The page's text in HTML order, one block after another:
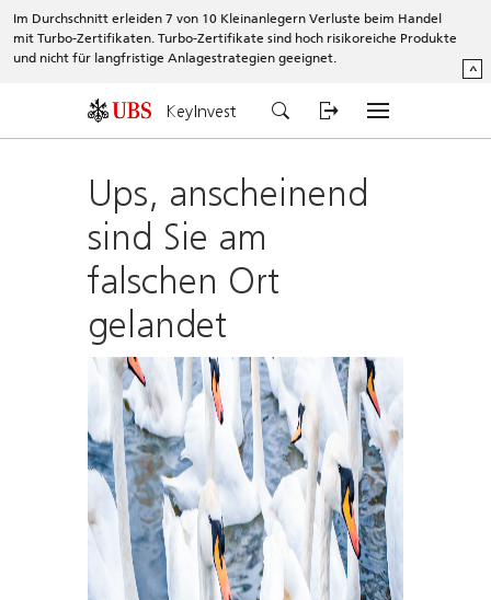
Im Durchschnitt erleiden 7 von 10 Kleinanlegern Verluste beim Handel
mit Turbo-Zertifikaten. Turbo-Zertifikate sind hoch risikoreiche Produkte
und nicht für langfristige Anlagestrategien geeignet.
^
KeyInvest
Ups, anscheinend
sind Sie am
falschen Ort
gelandet